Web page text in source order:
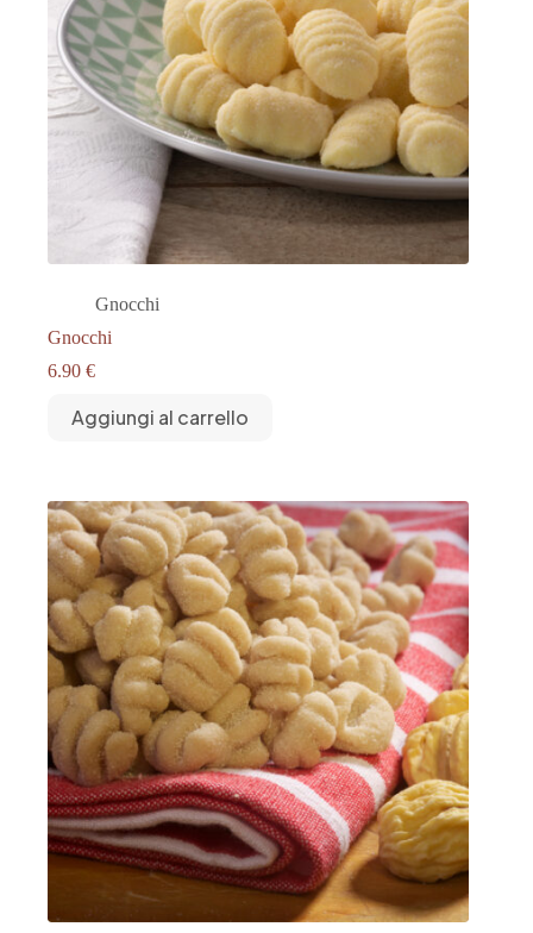
Gnocchi
Gnocchi
6.90 €
Aggiungi al carrello